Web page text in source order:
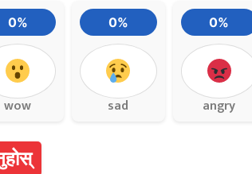
0%
wow
0%
sad
0%
angry